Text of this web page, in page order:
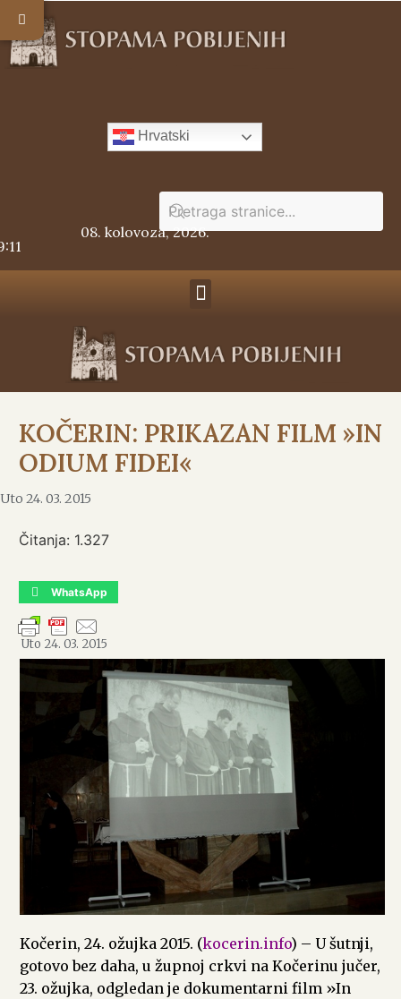
Hrvatski
08. kolovoza, 2026.
KOČERIN: PRIKAZAN FILM »IN
ODIUM FIDEI«
Uto 24. 03. 2015
Čitanja: 1.327
WhatsApp
Uto 24. 03. 2015
Kočerin, 24. ožujka 2015. (kocerin.info) – U šutnji,
gotovo bez daha, u župnoj crkvi na Kočerinu jučer,
23. ožujka, odgledan je dokumentarni film »In